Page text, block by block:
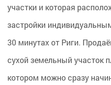
участки и которая
застройки
30 минутах от Риги.
сухой земельный участок
котором можно сразу